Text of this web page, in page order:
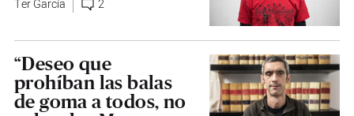
Ter García 2
“Deseo que
prohíban las balas
de goma a todos, no